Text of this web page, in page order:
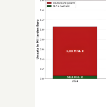
Rheinland-